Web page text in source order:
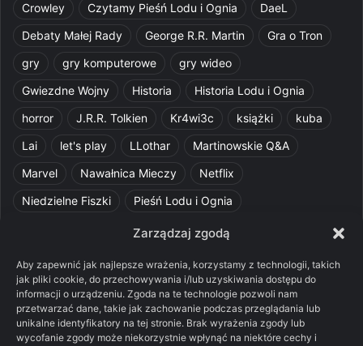
Zarządzaj zgodą
Aby zapewnić jak najlepsze wrażenia, korzystamy z technologii, takich
jak pliki cookie, do przechowywania i/lub uzyskiwania dostępu do
informacji o urządzeniu. Zgoda na te technologie pozwoli nam
przetwarzać dane, takie jak zachowanie podczas przeglądania lub
unikalne identyfikatory na tej stronie. Brak wyrażenia zgody lub
wycofanie zgody może niekorzystnie wpłynąć na niektóre cechy i
Crowley
Czytamy Pieśń Lodu i Ognia
DaeL
Debaty Małej Rady
George R.R. Martin
Gra o Tron
gry
gry komputerowe
gry wideo
Gwiezdne Wojny
Historia
Historia Lodu i Ognia
horror
J.R.R. Tolkien Kr4wi3c książki
kuba
Lai
let's play LLothar
Martinowskie Q&A
Marvel
Nawałnica Mieczy
Netflix
Niedzielne Fiszki
Pieśń Lodu i Ognia
Pquelim
Pytania do maesterów
recenzja książki
Ród Smoka Silmarillion
SithFrog
Starcie Królów
Star Wars
Szalone Teorie
Tolkienowskie Q&A
Voo Wieści z Cytadeli